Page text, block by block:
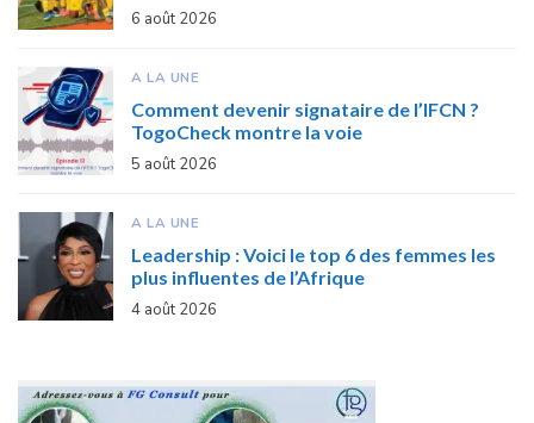
6 août 2026
A LA UNE
Comment devenir signataire de l’IFCN ?
TogoCheck montre la voie
5 août 2026
A LA UNE
Leadership : Voici le top 6 des femmes les
plus influentes de l’Afrique
4 août 2026